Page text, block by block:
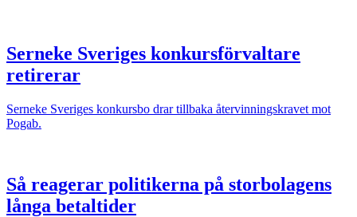
Serneke Sveriges konkursförvaltare
retirerar
Serneke Sveriges konkursbo drar tillbaka återvinningskravet mot
Pogab.
Så reagerar politikerna på storbolagens
långa betaltider